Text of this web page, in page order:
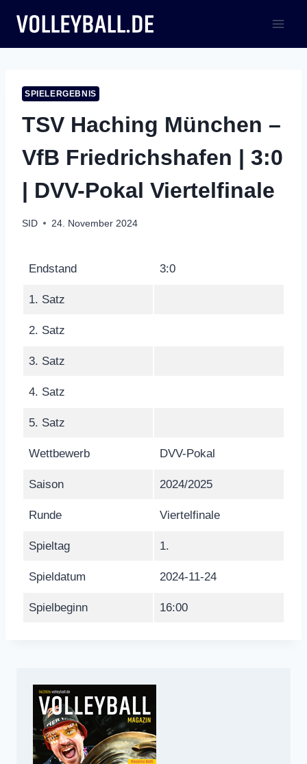
Inhalt
springen
SPIELERGEBNIS
TSV Haching München –
VfB Friedrichshafen | 3:0
| DVV-Pokal Viertelfinale
SID 24. November 2024
Endstand 3:0
1. Satz
2. Satz
3. Satz
4. Satz
5. Satz
Wettbewerb DVV-Pokal
Saison 2024/2025
Runde Viertelfinale
Spieltag 1.
Spieldatum 2024-11-24
Spielbeginn 16:00